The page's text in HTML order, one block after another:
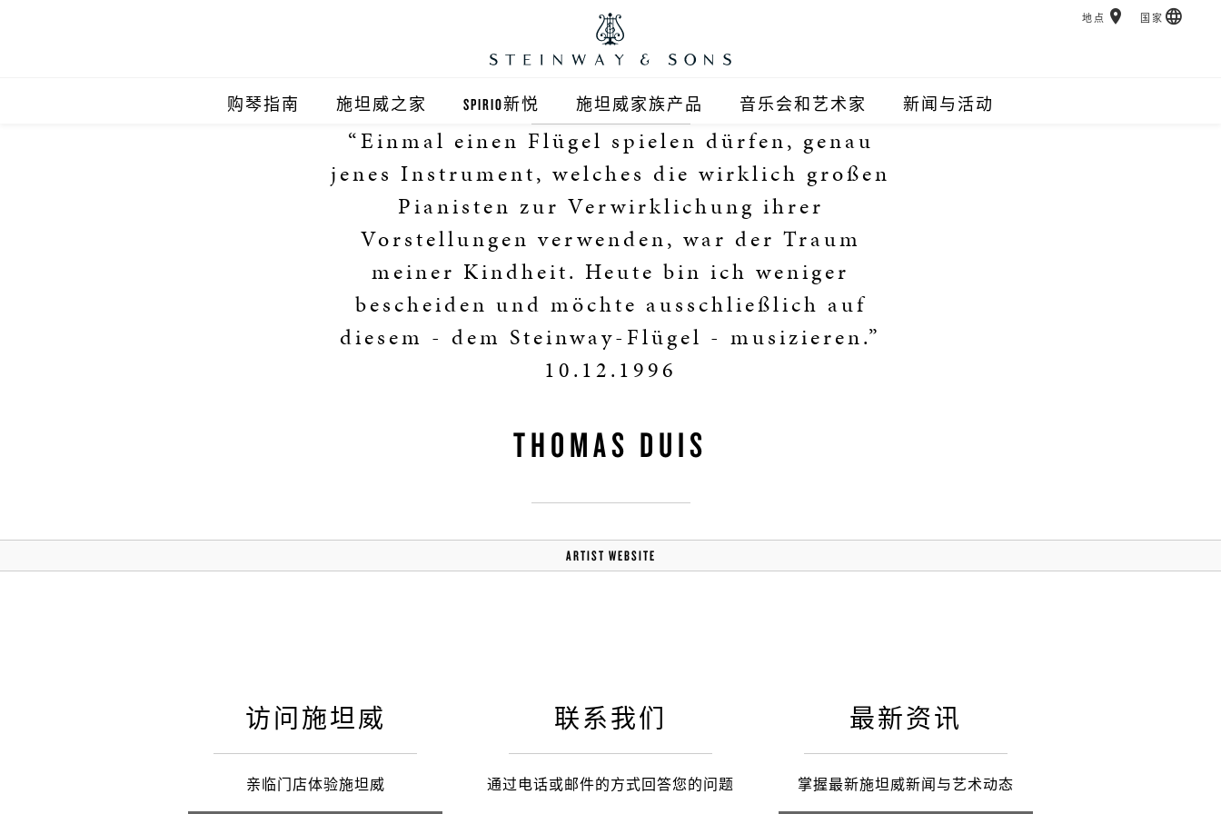
购琴指南 施坦威之家
施坦威之家北京
施坦威顺义旗舰店
施坦威之家上海
施坦威之家西安
SPIRIO新悦 施坦威家族产品
施坦威钢琴
波士顿钢琴
郎朗钢琴
艾塞克斯钢琴
音乐会和艺术家 新闻与活动
地点 国家
“Einmal einen Flügel spielen dürfen, genau
jenes Instrument, welches die wirklich großen
Pianisten zur Verwirklichung ihrer
Vorstellungen verwenden, war der Traum
meiner Kindheit. Heute bin ich weniger
bescheiden und möchte ausschließlich auf
diesem - dem Steinway-Flügel - musizieren.”
10.12.1996
THOMAS DUIS
ARTIST WEBSITE
访问施坦威
亲临门店体验施坦威
联系我们
通过电话或邮件的方式回答您的问题
最新资讯
掌握最新施坦威新闻与艺术动态